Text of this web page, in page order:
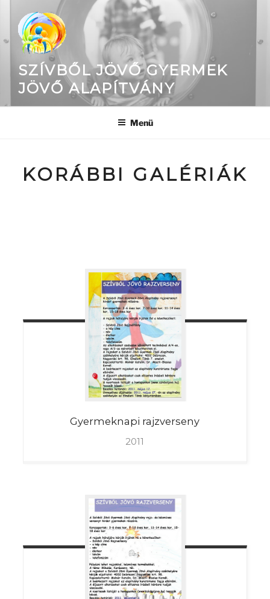
SZÍVBŐL JÖVŐ GYERMEK
JÖVŐ ALAPÍTVÁNY
Menü
KORÁBBI GALÉRIÁK
Gyermeknapi rajzverseny
2011